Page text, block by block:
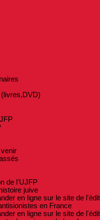
(livres,DVD)
de l'UJFP
juive
en ligne sur le site de
en France
en ligne sur le site de